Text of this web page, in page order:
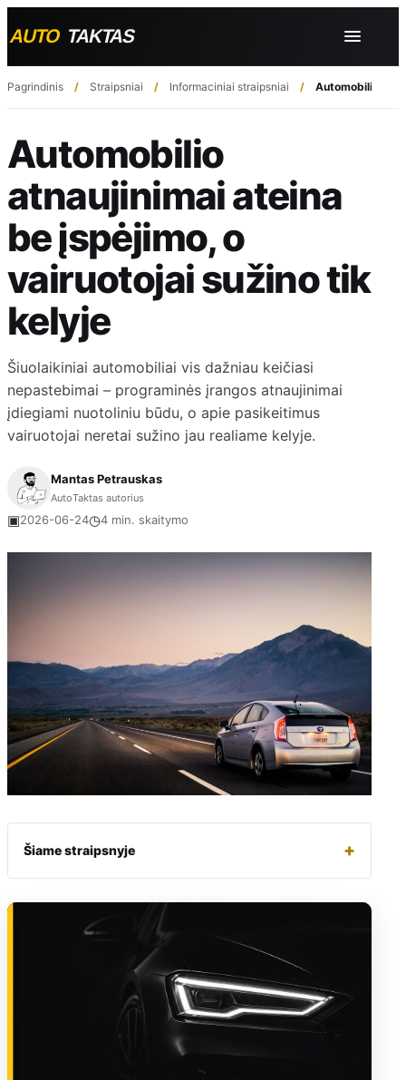
Pagrindinis Straipsniai Informaciniai straipsniai Automobilio
Automobilio
atnaujinimai ateina
be įspėjimo, o
vairuotojai sužino tik
kelyje
Šiuolaikiniai automobiliai vis dažniau keičiasi
nepastebimai – programinės įrangos atnaujinimai
įdiegiami nuotoliniu būdu, o apie pasikeitimus
vairuotojai neretai sužino jau realiame kelyje.
Mantas Petrauskas
AutoTaktas autorius
▣2026-06-24◷4 min. skaitymo
Šiame straipsnyje +